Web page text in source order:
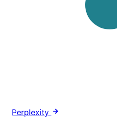
Perplexity